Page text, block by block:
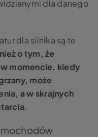
dla danego
dla silnika są te
o tym, że
momencie, kiedy
może
a w skrajnych